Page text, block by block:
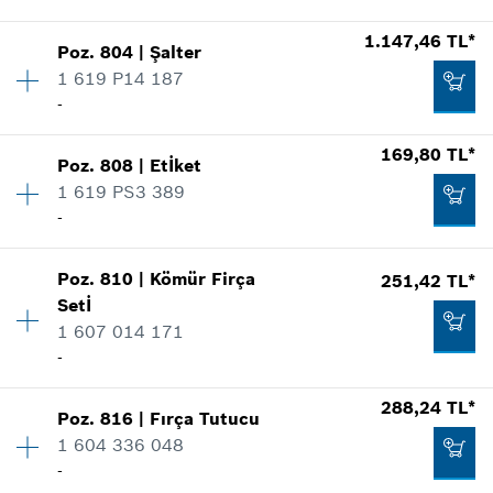
528,43 TL*
*Fiyatlara KDV dahildir.
-
Talep listene ekle
Miktar 1
Fiyat grubu:39
Nerede kullanıldı.
Şekli göster
2.465,35 TL*
Talep listene ekle
Poz.804 |Şalter
1 619 P14 187
-
1.147,46 TL*
Miktar 1
Fiyat grubu:32
Nerede kullanıldı.
Şekli göster
1.147,46 TL*
Poz.808 | Etİket
1 619 PS3 389
-
169,80 TL*
Fiyat grubu:17
Yedek parça bilgisi
Poz.810 | Kömür Firça
Setİ
1 607 014 171
-
251,42 TL*
Miktar 1
Fiyat grubu:20
Poz.816 | Fırça Tutucu
1 604 336 048
-
288,24 TL*